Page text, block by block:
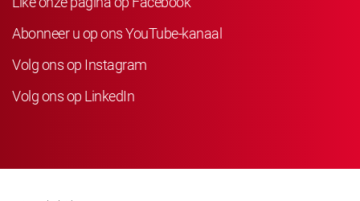
Abonneer u op ons YouTube-kanaal
Volg ons op Instagram
Volg ons op LinkedIn